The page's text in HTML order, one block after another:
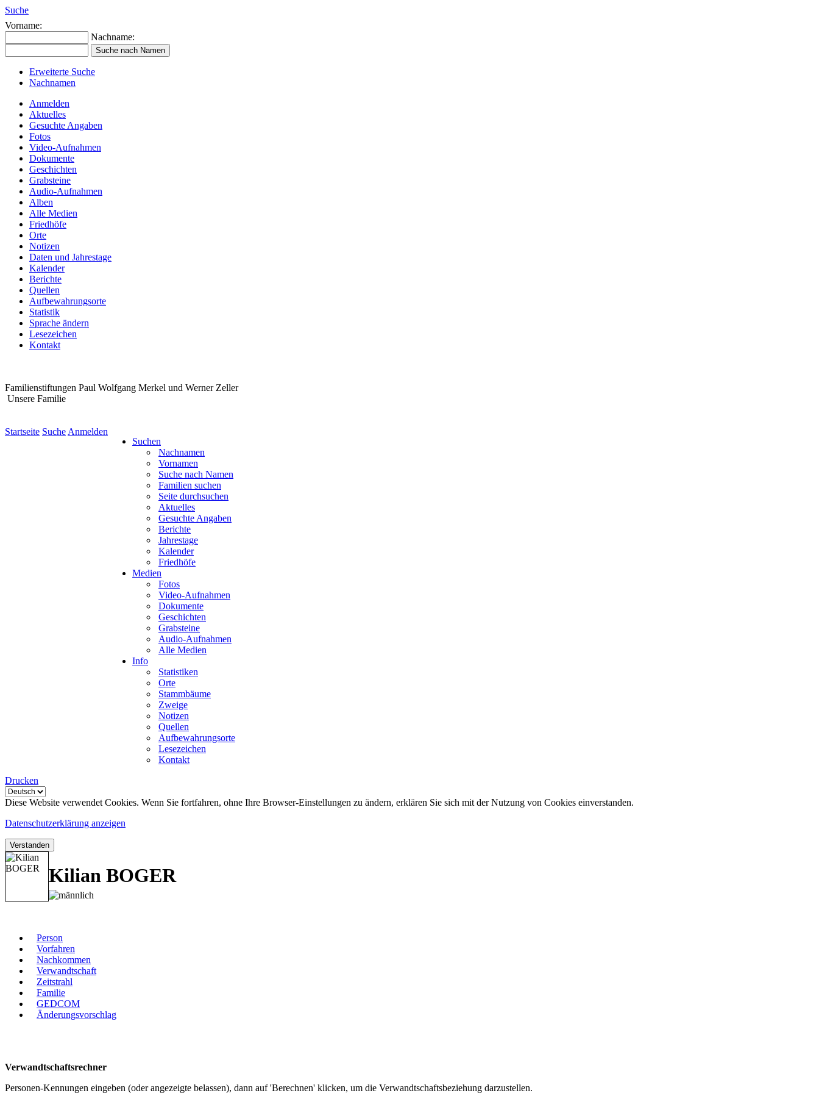
Suche
Vorname:
Nachname:
Erweiterte Suche
Nachnamen
Anmelden
Aktuelles
Gesuchte Angaben
Fotos
Video-Aufnahmen
Dokumente
Geschichten
Grabsteine
Audio-Aufnahmen
Alben
Alle Medien
Friedhöfe
Orte
Notizen
Daten und Jahrestage
Kalender
Berichte
Quellen
Aufbewahrungsorte
Statistik
Sprache ändern
Lesezeichen
Kontakt
Familienstiftungen Paul Wolfgang Merkel und Werner Zeller
Unsere Familie
Startseite Suche Anmelden
Suchen
Nachnamen
Vornamen
Suche nach Namen
Familien suchen
Seite durchsuchen
Aktuelles
Gesuchte Angaben
Berichte
Jahrestage
Kalender
Friedhöfe
Medien
Fotos
Video-Aufnahmen
Dokumente
Geschichten
Grabsteine
Audio-Aufnahmen
Alle Medien
Info
Statistiken
Orte
Stammbäume
Zweige
Notizen
Quellen
Aufbewahrungsorte
Lesezeichen
Kontakt
Drucken
Diese Website verwendet Cookies. Wenn Sie fortfahren, ohne Ihre Browser-Einstellungen zu ändern, erklären Sie sich mit der Nutzung von Cookies einverstanden.
Datenschutzerklärung anzeigen
Verstanden
Kilian BOGER
Person
Vorfahren
Nachkommen
Verwandtschaft
Zeitstrahl
Familie
GEDCOM
Änderungsvorschlag
Verwandtschaftsrechner
Personen-Kennungen eingeben (oder angezeigte belassen), dann auf 'Berechnen' klicken, um die Verwandtschaftsbeziehung darzustellen.